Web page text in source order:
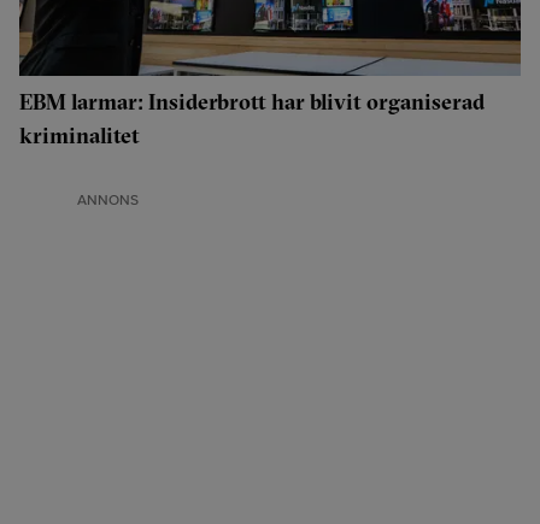
EBM larmar: Insiderbrott har blivit organiserad
kriminalitet
ANNONS